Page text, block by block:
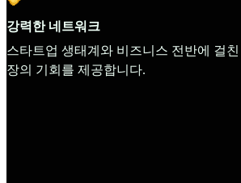
강력한 네트워크
스타트업 생태계와 비즈니스 전반에 걸
장의 기회를 제공합니다.